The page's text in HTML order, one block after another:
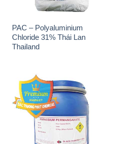
PAC – Polyaluminium
Chloride 31% Thái Lan
Thailand